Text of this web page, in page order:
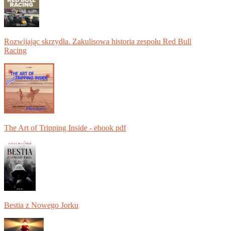
Rozwijając skrzydła. Zakulisowa historia zespołu Red Bull
Racing
The Art of Tripping Inside - ebook pdf
Bestia z Nowego Jorku